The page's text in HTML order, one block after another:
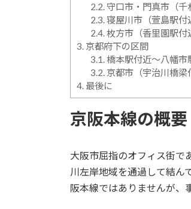
2.2.守口市・門真市（千
2.3.寝屋川市（萱島駅付
2.4.枚方市（香里園駅付
3. 京都府下の区間
3.1.橋本駅付近～八幡市
3.2.京都市（宇治川橋梁
4. 最後に
京阪本線の概要
大阪市屈指のオフィス街で
川左岸地域を通過して結ん
阪本線ではありませんが、